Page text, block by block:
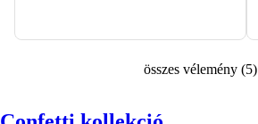
összes vélemény(5)